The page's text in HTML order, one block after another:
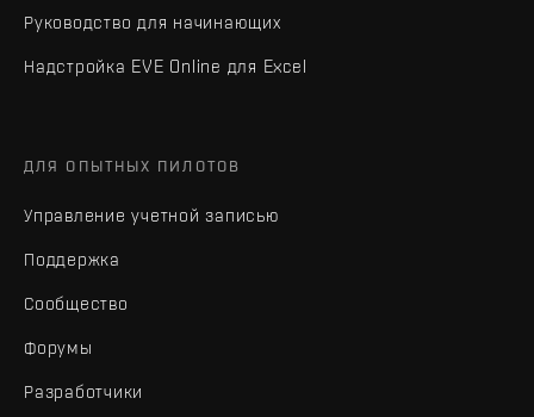
Руководство для начинающих
Надстройка EVE Online для Excel
ДЛЯ ОПЫТНЫХ ПИЛОТОВ
Управление учетной записью
Поддержка
Сообщество
Форумы
Разработчики